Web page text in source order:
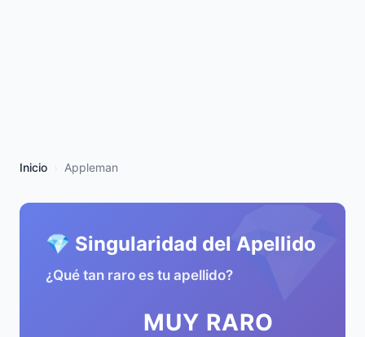
Inicio Appleman
💎
💎 Singularidad del Apellido
¿Qué tan raro es tu apellido?
MUY RARO